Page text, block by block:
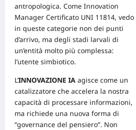
antropologica. Come Innovation
Manager Certificato UNI 11814, vedo
in queste categorie non dei punti
d’arrivo, ma degli stadi larvali di
un’entità molto più complessa:
l’utente simbiotico.
L’INNOVAZIONE IA agisce come un
catalizzatore che accelera la nostra
capacità di processare informazioni,
ma richiede una nuova forma di
“governance del pensiero”. Non